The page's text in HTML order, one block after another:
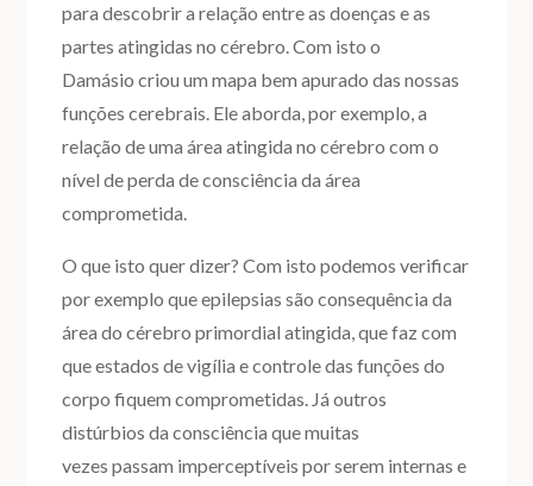
para descobrir a relação entre as doenças e as
partes atingidas no cérebro. Com isto o
Damásio criou um mapa bem apurado das nossas
funções cerebrais. Ele aborda, por exemplo, a
relação de uma área atingida no cérebro com o
nível de perda de consciência da área
comprometida.
O que isto quer dizer? Com isto podemos verificar
por exemplo que epilepsias são consequência da
área do cérebro primordial atingida, que faz com
que estados de vigília e controle das funções do
corpo fiquem comprometidas. Já outros
distúrbios da consciência que muitas
vezes passam imperceptíveis por serem internas e